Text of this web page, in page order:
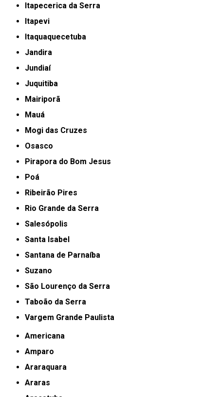
Itapecerica da Serra
Itapevi
Itaquaquecetuba
Jandira
Jundiaí
Juquitiba
Mairiporã
Mauá
Mogi das Cruzes
Osasco
Pirapora do Bom Jesus
Poá
Ribeirão Pires
Rio Grande da Serra
Salesópolis
Santa Isabel
Santana de Parnaíba
Suzano
São Lourenço da Serra
Taboão da Serra
Vargem Grande Paulista
Americana
Amparo
Araraquara
Araras